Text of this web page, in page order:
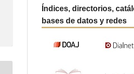
Índices, directorios,
bases de datos y redes